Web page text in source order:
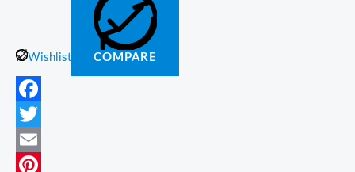
Wishlist COMPARE
Facebook
Twitter
Email